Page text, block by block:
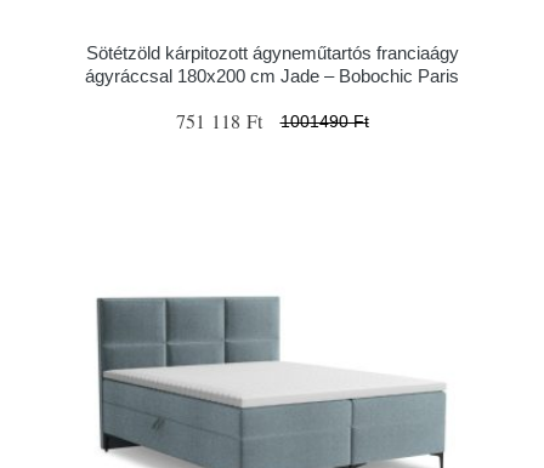
Sötétzöld kárpitozott ágyneműtartós franciaágy
ágyráccsal 180x200 cm Jade – Bobochic Paris
751 118 Ft 1001490 Ft